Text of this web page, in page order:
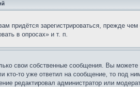
зарегистрироваться, прежде
в опросах» и т. п.
свои собственные сообщения. Вы
кто-то уже ответил на сообщение, то под
редактировал администратор или